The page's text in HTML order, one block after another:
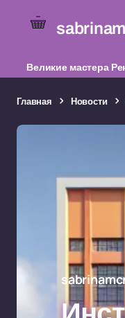
Великие мастера
Главная Новости